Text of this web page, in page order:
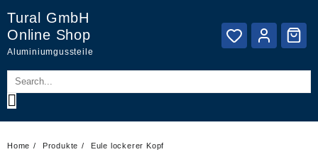
content
Tural GmbH
Online Shop
Aluminiumgussteile
Home Produkte Eule lockerer Kopf